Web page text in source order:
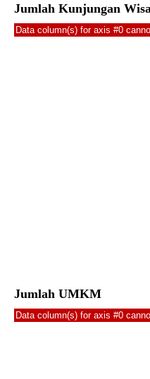
Jumlah Kunjungan
Data column(s) for axis #0
Jumlah UMKM
Data column(s) for axis #0